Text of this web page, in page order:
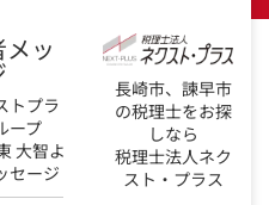
ッ
トプラ
ープ
大智よ
セージ
長崎市、諫早市
の税理士をお探
しなら
税理士法人ネク
スト・プラス